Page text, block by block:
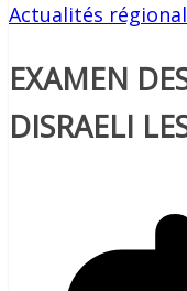
Actualités
EXAMEN
DISRAELI